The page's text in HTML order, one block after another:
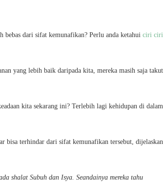
dari sifat kemunafikan? Perlu anda ketahui ciri ciri
yang lebih baik daripada kita, mereka masih saja takut
kita sekarang ini? Terlebih lagi kehidupan di dalam
bisa terhindar dari sifat kemunafikan tersebut, dijelaskan
shalat Subuh dan Isya. Seandainya mereka tahu